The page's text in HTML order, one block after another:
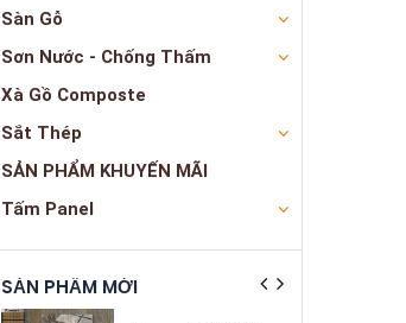
Sàn Gỗ
Sơn Nước - Chống Thấm
Xà Gồ Composte
Sắt Thép
SẢN PHẨM KHUYẾN MÃI
Tấm Panel
SẢN PHẨM MỚI